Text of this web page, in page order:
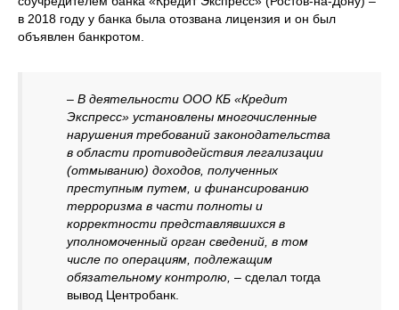
в 2018 году у банка была отозвана лицензия и он был
объявлен банкротом.
– В деятельности ООО КБ «Кредит
Экспресс» установлены многочисленные
нарушения требований законодательства
в области противодействия легализации
(отмыванию) доходов, полученных
преступным путем, и финансированию
терроризма в части полноты и
корректности представлявшихся в
уполномоченный орган сведений, в том
числе по операциям, подлежащим
обязательному контролю, – сделал тогда
вывод Центробанк.